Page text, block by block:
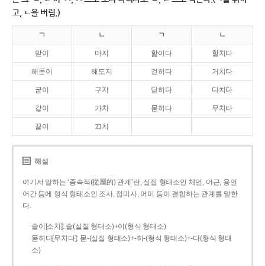
고, ㄴ을 버림.)
ㄱ ㄴ ㄱ ㄴ
맏이 마지 핥이다 할치다
해돋이 해도지 걷히다 거치다
굳이 구지 닫히다 다치다
같이 가치 묻히다 무치다
끝이 끄치
해설
여기서 말하는 ‘종속적(從屬的) 관계’란, 실질 형태소인 체언, 어근, 용언
어간 등에 형식 형태소인 조사, 접미사, 어미 등이 결합하는 관계를 말한
다.
솥이[소치]: 솥(실질 형태소)+이(형식 형태소)
묻히다[무치다]: 묻­-(실질 형태소)+­-히­-(형식 형태소)+-다(형식 형태
소)